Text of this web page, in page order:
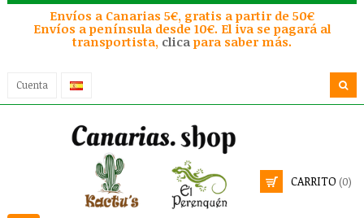
Envíos a Canarias 5€, gratis a partir de 50€
Envíos a península desde 10€. El iva se pagará al
transportista, clica para saber más.
Cuenta
CARRITO (0)